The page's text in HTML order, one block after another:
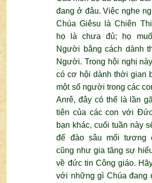
đang ở đâu. Việc nghe
Chúa Giêsu là Chiên
họ là chưa đủ; họ
Người bằng cách dành
Người. Trong hội nghị
có cơ hội dành thời gian
một số người trong các
Anrê, đây có thể là lần
tiên của các con với
bạn khác, cuối tuần này
để đào sâu mối tương
cũng như gia tăng sự
về đức tin Công giáo.
với những gì Chúa đang